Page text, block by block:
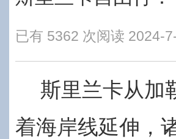
已有 5362 次阅读 2024-
斯里兰卡从加
着海岸线延伸，